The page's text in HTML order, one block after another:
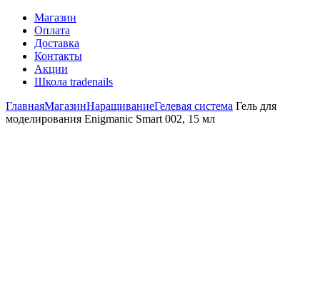
Магазин
Оплата
Доставка
Контакты
Акции
Школа tradenails
ГлавнаяМагазинНаращиваниеГелевая система Гель для
моделирования Enigmanic Smart 002, 15 мл